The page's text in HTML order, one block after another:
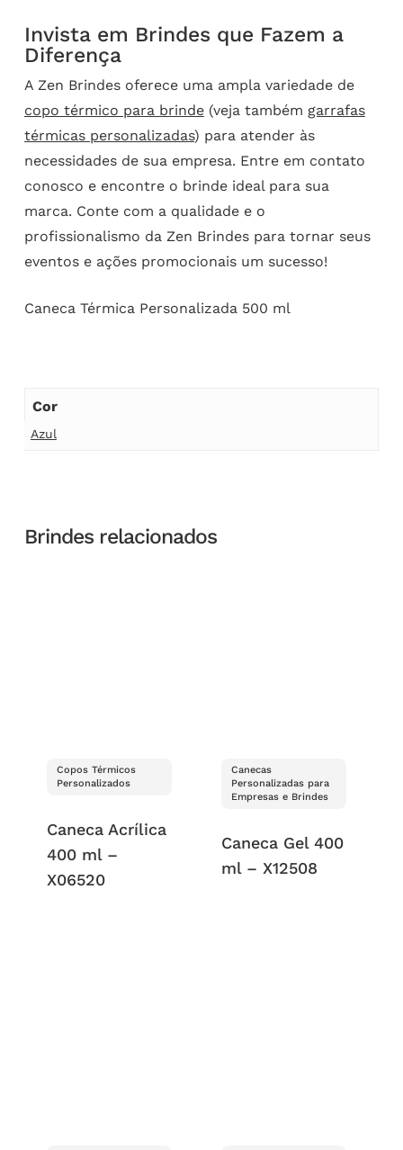
Invista em Brindes que Fazem a
Diferença
A Zen Brindes oferece uma ampla variedade de
copo térmico para brinde(veja também garrafas
térmicas personalizadas) para atender às
necessidades de sua empresa. Entre em contato
conosco e encontre o brinde ideal para sua
marca. Conte com a qualidade e o
profissionalismo da Zen Brindes para tornar seus
eventos e ações promocionais um sucesso!
Caneca Térmica Personalizada 500 ml
Cor
Azul
Brindes relacionados
Copos Térmicos
Personalizados
Caneca Acrílica
400 ml –
X06520
Canecas
Personalizadas para
Empresas e Brindes
Caneca Gel 400
ml – X12508